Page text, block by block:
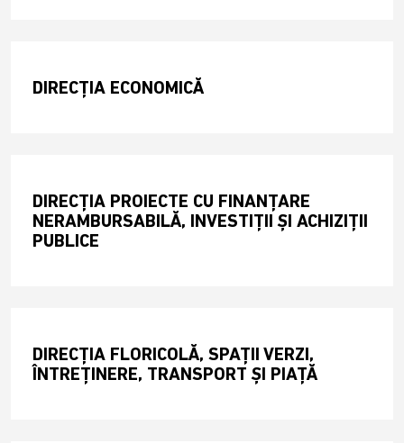
DIRECŢIA ECONOMICĂ
DIRECȚIA PROIECTE CU FINANȚARE
NERAMBURSABILĂ, INVESTIȚII ȘI ACHIZIȚII
PUBLICE
DIRECȚIA FLORICOLĂ, SPAȚII VERZI,
ÎNTREȚINERE, TRANSPORT ȘI PIAȚĂ